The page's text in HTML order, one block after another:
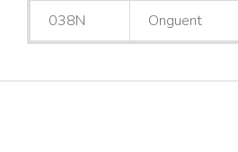
038N Onguent